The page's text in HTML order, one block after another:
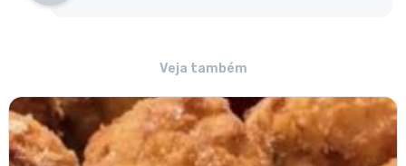
Veja também